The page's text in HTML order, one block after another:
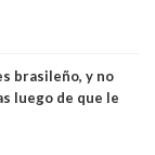
brasileño, y no
luego de que le
a Argentina. Ver